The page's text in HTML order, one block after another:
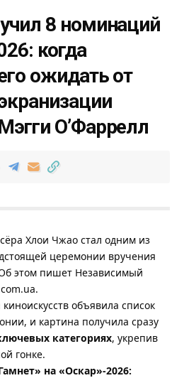
8 номинаций
когда
ожидать от
О’Фаррелл
Хлои Чжао стал одним из
церемонии вручения
этом пишет Независимый
.
объявила список
и картина получила сразу
категориях, укрепив
гонке.
на «Оскар»-2026: